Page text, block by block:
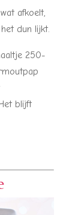
afkoelt,
dun lijkt.
250-
blijft